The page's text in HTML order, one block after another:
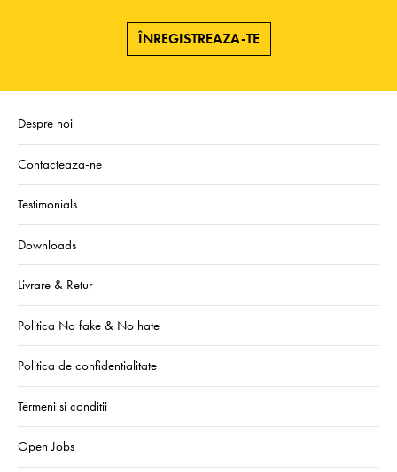
ÎNREGISTREAZA-TE
Despre noi
Contacteaza-ne
Testimonials
Downloads
Livrare & Retur
Politica No fake & No hate
Politica de confidentialitate
Termeni si conditii
Open Jobs